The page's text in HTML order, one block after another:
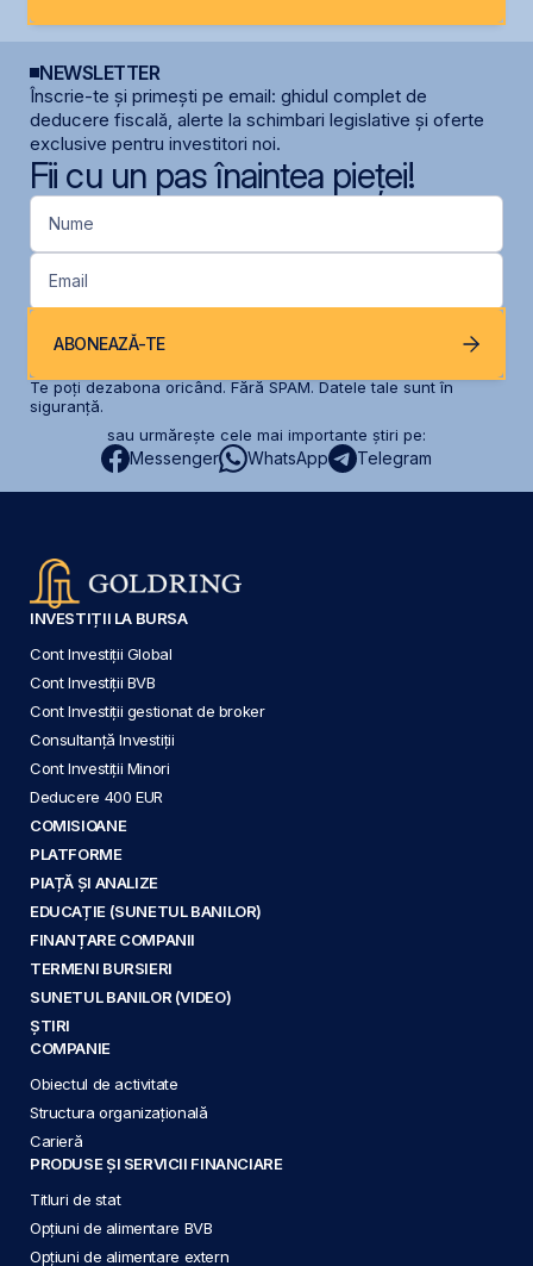
NEWSLETTER
Înscrie-te și primești pe email: ghidul complet de
deducere fiscală, alerte la schimbari legislative și oferte
exclusive pentru investitori noi.
Fii cu un pas înaintea pieței!
Nume
Email
ABONEAZĂ-TE
Te poți dezabona oricând. Fără SPAM. Datele tale sunt în
siguranță.
sau urmărește cele mai importante știri pe:
Messenger WhatsApp Telegram
INVESTIȚII LA BURSA
Cont Investiții Global
Cont Investiții BVB
Cont Investiții gestionat de broker
Consultanță Investiții
Cont Investiții Minori
Deducere 400 EUR
COMISIOANE
PLATFORME
PIAȚĂ ȘI ANALIZE
EDUCAȚIE (SUNETUL BANILOR)
FINANȚARE COMPANII
TERMENI BURSIERI
SUNETUL BANILOR (VIDEO)
ȘTIRI
COMPANIE
Obiectul de activitate
Structura organizațională
Carieră
PRODUSE ȘI SERVICII FINANCIARE
Titluri de stat
Opțiuni de alimentare BVB
Opțiuni de alimentare extern